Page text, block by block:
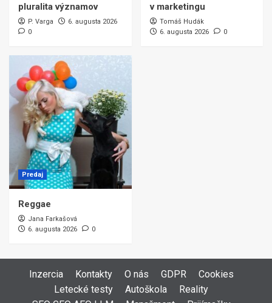
pluralita významov
P. Varga
6. augusta 2026
0
v marketingu
Tomáš Hudák
6. augusta 2026
0
Predaj
Reggae
Jana Farkašová
6. augusta 2026
0
Inzercia Kontakty O nás GDPR
Cookies
Letecké testy
Autoškola
Reality